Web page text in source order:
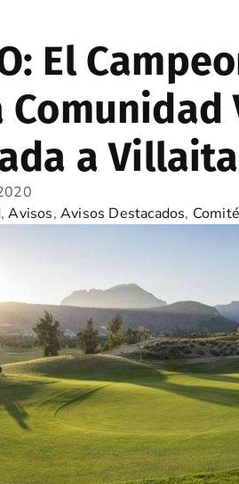
El
Comunidad
a
,Avisos,Avisos Destacados,